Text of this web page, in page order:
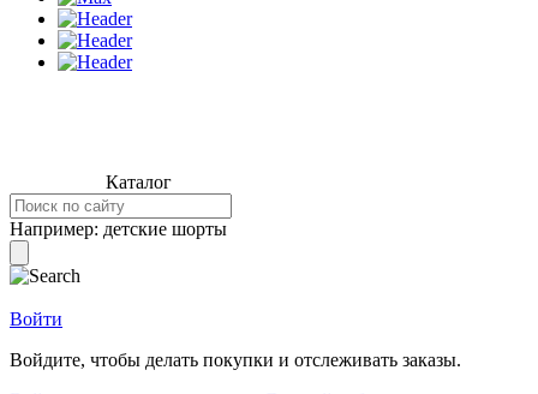
Каталог
Например: детские шорты
Войти
Войдите, чтобы делать покупки и отслеживать заказы.